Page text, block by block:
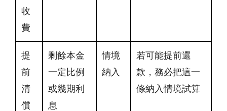
收
費
提
前
清
償
剩餘本金
一定比例
或幾期利
息
情境
納入
若可能提前還
款，務必把這一
條納入情境試算